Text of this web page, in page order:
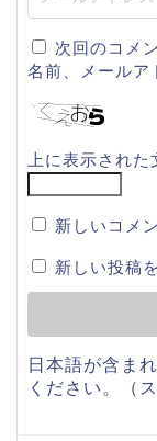
次回のコメ
名前、メールア
上に表示された
新しいコメ
新しい投稿
日本語が含ま
ください。（